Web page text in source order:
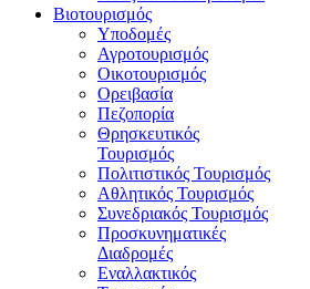
Βιοτουρισμός
Υποδομές
Αγροτουρισμός
Οικοτουρισμός
Ορειβασία
Πεζοπορία
Θρησκευτικός
Τουρισμός
Πολιτιστικός Τουρισμός
Αθλητικός Τουρισμός
Συνεδριακός Τουρισμός
Προσκυνηματικές
Διαδρομές
Εναλλακτικός